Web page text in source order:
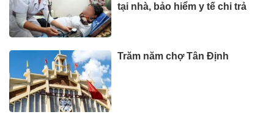
tại nhà, bảo hiểm y tế chi trả
Trăm năm chợ Tân Định